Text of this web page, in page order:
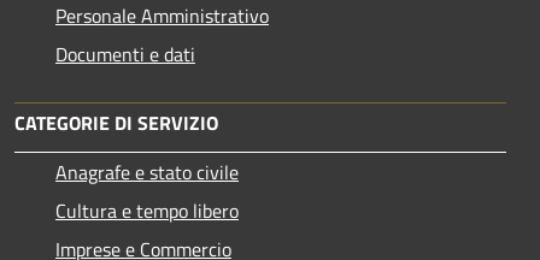
Personale Amministrativo
Documenti e dati
CATEGORIE DI SERVIZIO
Anagrafe e stato civile
Cultura e tempo libero
Imprese e Commercio